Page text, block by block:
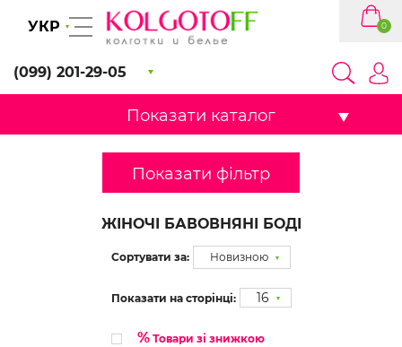
УКР
(099) 201-29-05
0
Показати каталог
Показати фільтр
ЖІНОЧІ БАВОВНЯНІ БОДІ
Сортувати за: Новизною
Показати на сторінці: 16
% Товари зі знижкою